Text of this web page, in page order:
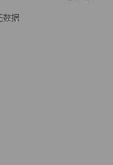
数据